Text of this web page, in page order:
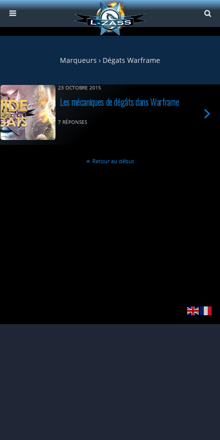
Marqueurs › Dégats Warframe
23 OCTOBRE 2015
Les mécaniques de dégâts dans Warframe
7 RÉPONSES
Retour au début